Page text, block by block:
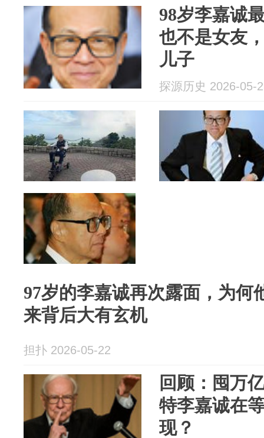
98岁李嘉诚
也不是女友
儿子
探源历史 2026-05-
97岁的李嘉诚再次露面，为何
来背后大有玄机
担扑 2026-05-22
回顾：囤万
特李嘉诚在
现？